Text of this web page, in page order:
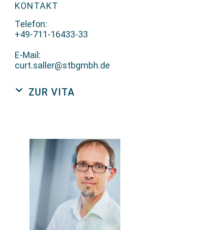
KONTAKT
Telefon:
+49-711-16433-33
E-Mail:
curt.saller@stbgmbh.de
ZUR VITA